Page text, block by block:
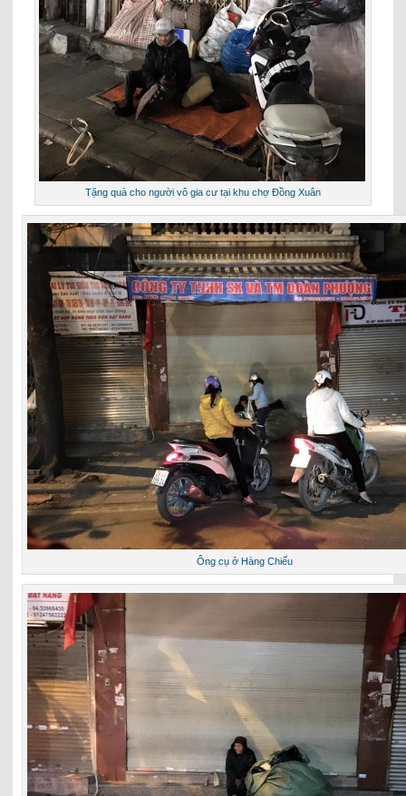
Tặng quà cho người vô gia cư tại khu chợ Đồng Xuân
Ông cụ ở Hàng Chiếu